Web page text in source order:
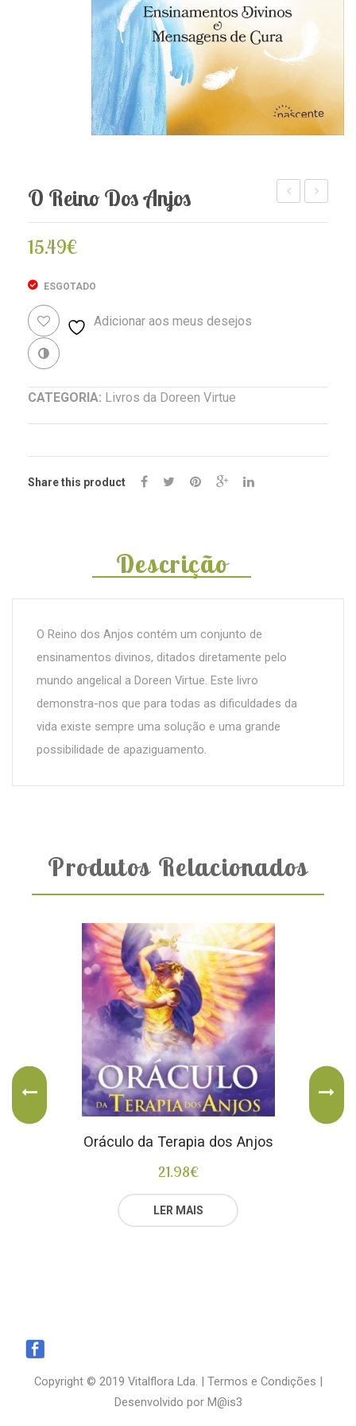
O Reino Dos Anjos
15.49€
ESGOTADO
Adicionar aos meus desejos
CATEGORIA: Livros da Doreen Virtue
Share this product
Descrição
O Reino dos Anjos contém um conjunto de
ensinamentos divinos, ditados diretamente pelo
mundo angelical a Doreen Virtue. Este livro
demonstra-nos que para todas as dificuldades da
vida existe sempre uma solução e uma grande
possibilidade de apaziguamento.
Produtos Relacionados
Oráculo da Terapia dos Anjos
21.98€
LER MAIS
Copyright © 2019 Vitalflora Lda. | Termos e Condições
Desenvolvido por M@is3